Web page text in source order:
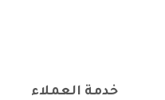
خدمة العملاء